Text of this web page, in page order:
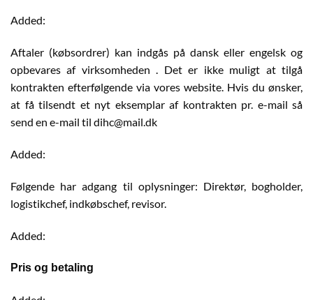
Added:
Aftaler (købsordrer) kan indgås på dansk eller engelsk og
opbevares af virksomheden . Det er ikke muligt at tilgå
kontrakten efterfølgende via vores website. Hvis du ønsker,
at få tilsendt et nyt eksemplar af kontrakten pr. e-mail så
send en e-mail til dihc@mail.dk
Added:
Følgende har adgang til oplysninger: Direktør, bogholder,
logistikchef, indkøbschef, revisor.
Added:
Pris og betaling